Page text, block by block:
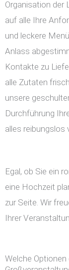
Organisation der
auf alle Ihre
und leckere
Anlass
Kontakte zu
alle Zutaten
unsere
Durchführung
alles reibungslos
Egal, ob Sie ein
eine Hochzeit
zur Seite. Wir
Ihrer
Welche